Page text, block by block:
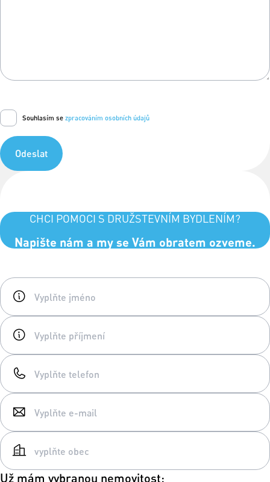
Souhlasím se zpracováním osobních údajů
Odeslat
CHCI POMOCI S DRUŽSTEVNÍM BYDLENÍM?
Napište nám a my se Vám obratem ozveme.
Už mám vybranou nemovitost: